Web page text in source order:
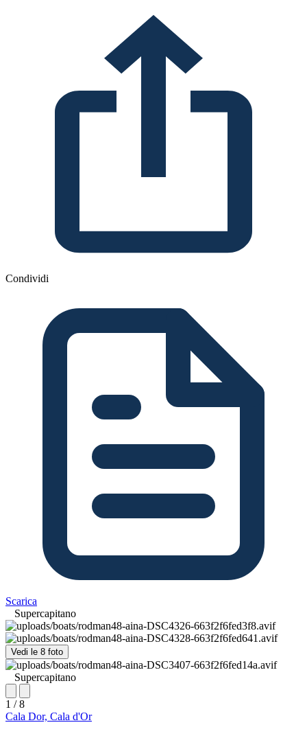
Condividi
Scarica
Supercapitano
Vedi le 8 foto
Supercapitano
1 / 8
Cala Dor, Cala d'Or